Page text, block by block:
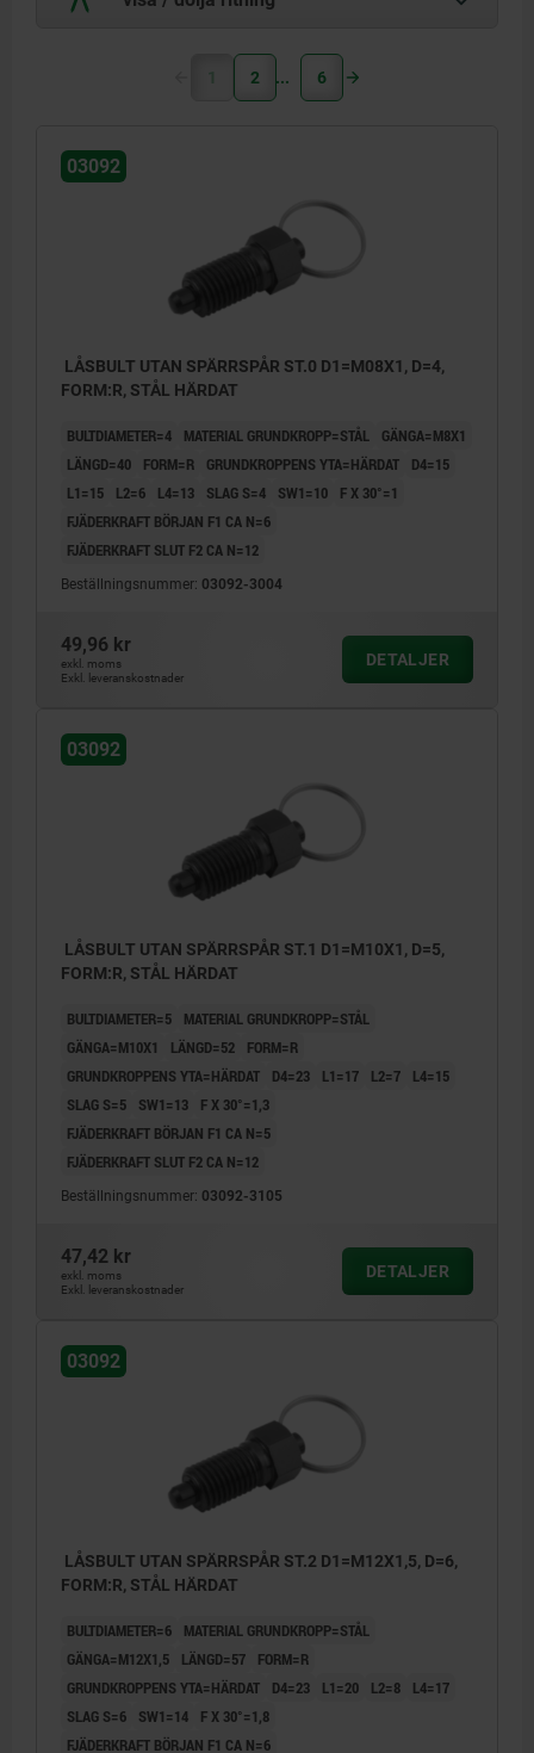
Form R: utan spärr, utan låsmutter
Form S: utan spärr, med låsmutter
Form W: med spärr, med låsmutter
1 2 6
03092
LÅSBULT UTAN SPÄRRSPÅR ST.0 D1=M08X1, D=4,
FORM:R, STÅL HÄRDAT
BULTDIAMETER=4 MATERIAL GRUNDKROPP=STÅL
GÄNGA=M8X1
LÄNGD=40
FORM=R GRUNDKROPPENS YTA=HÄRDAT
D4=15
L1=15
L2=6 L4=13 SLAG S=4 SW1=10
F X 30°=1
FJÄDERKRAFT BÖRJAN F1 CA N=6
FJÄDERKRAFT SLUT F2 CA N=12
Beställningsnummer: 03092-3004
49,96 kr
exkl. moms
Exkl. leveranskostnader
DETALJER
03092
LÅSBULT UTAN SPÄRRSPÅR ST.1 D1=M10X1, D=5,
FORM:R, STÅL HÄRDAT
BULTDIAMETER=5
MATERIAL GRUNDKROPP=STÅL
GÄNGA=M10X1
LÄNGD=52
FORM=R
GRUNDKROPPENS YTA=HÄRDAT
D4=23 L1=17 L2=7
L4=15
SLAG S=5
SW1=13
F X 30°=1,3
FJÄDERKRAFT BÖRJAN F1 CA N=5
FJÄDERKRAFT SLUT F2 CA N=12
Beställningsnummer: 03092-3105
47,42 kr
exkl. moms
Exkl. leveranskostnader
DETALJER
03092
LÅSBULT UTAN SPÄRRSPÅR ST.2 D1=M12X1,5, D=6,
FORM:R, STÅL HÄRDAT
BULTDIAMETER=6
MATERIAL GRUNDKROPP=STÅL
GÄNGA=M12X1,5
LÄNGD=57
FORM=R
GRUNDKROPPENS YTA=HÄRDAT
D4=23 L1=20 L2=8
L4=17
SLAG S=6
SW1=14
F X 30°=1,8
FJÄDERKRAFT BÖRJAN F1 CA N=6